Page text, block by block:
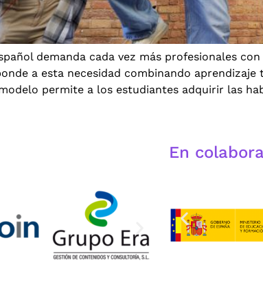
demanda cada vez más profesionales
a esta necesidad combinando
permite a los estudiantes adquirir las
En